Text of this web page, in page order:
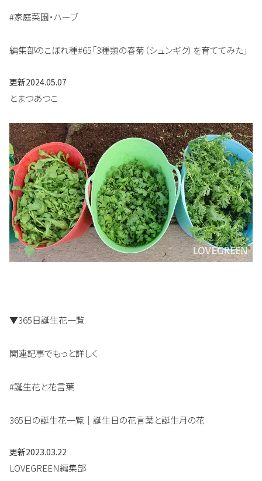
#家庭菜園・ハーブ
編集部のこぼれ種#65「3種類の春菊（シュンギク）を育ててみた」
更新2024.05.07
とまつあつこ
▼365日誕生花一覧
関連記事でもっと詳しく
#誕生花と花言葉
365日の誕生花一覧｜誕生日の花言葉と誕生月の花
更新2023.03.22
LOVEGREEN編集部